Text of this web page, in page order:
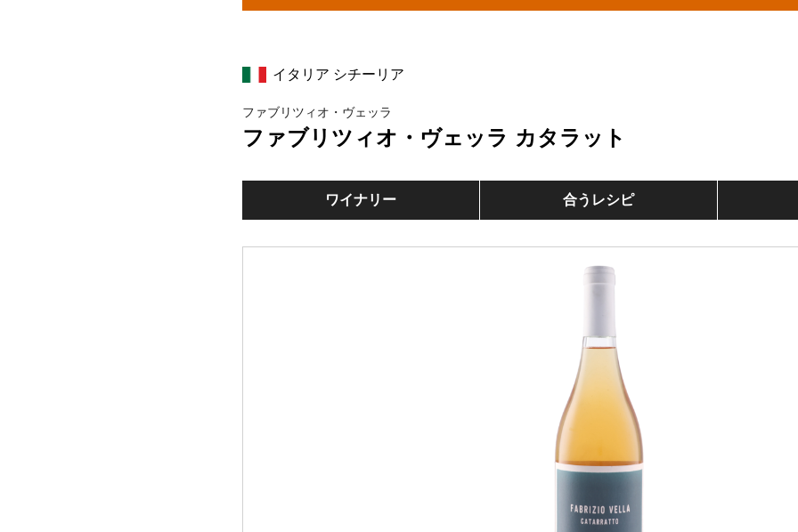
イタリア シチーリア
ファブリツィオ・ヴェッラ
ファブリツィオ・ヴェッラ カタラット
ワイナリー 合うレシピ